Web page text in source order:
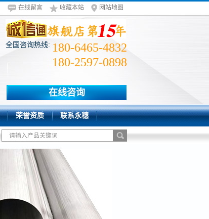
在线留言 收藏本站 网站地图
全国咨询热线: 180-6465-4832
180-2597-0898
在线咨询
荣誉资质 联系永穗